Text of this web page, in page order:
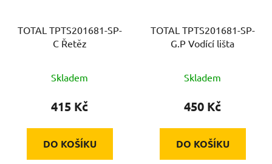
TOTAL TPTS201681-SP-
C Řetěz
Skladem
415 Kč
DO KOŠÍKU
TOTAL TPTS201681-SP-
G.P Vodící lišta
Skladem
450 Kč
DO KOŠÍKU